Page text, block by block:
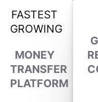
FASTEST
GROWING
MONEY
TRANSFER
PLATFORM